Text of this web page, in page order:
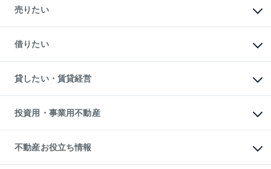
新築・分譲マンションの購入
中古マンションの購入
一戸建ての購入
中古一戸建ての購入
不動産購入の流れ
注目キーワード物件特集
購入ガイド
English 繁体中文簡体中文
売りたい
一戸建ての売却・査定
土地の売却・査定
スピードAI査定
不動産査定について
不動産売却の流れ
不動産買換えの流れ
売却ガイド
借りたい
オフィス・店舗の賃貸
借りるときの流れ
借りるガイド
貸したい・賃貸経営
マンション賃料データ
賃貸管理プラン
リロケーションについて
貸すガイド
投資用・事業用不動産
事業用不動産
マンション投資
投資用マンション
不動産お役立ち情報